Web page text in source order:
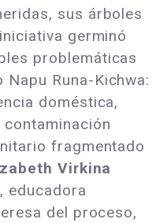
sus árboles
germinó
problemáticas
Runa-Kichwa:
doméstica,
fragmentado
Virkina
educadora
del proceso,